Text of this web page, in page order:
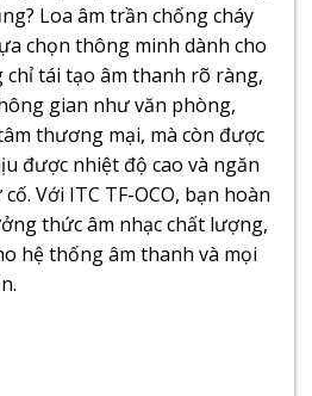
Loa âm trần chống cháy
chọn thông minh dành cho
chỉ tái tạo âm thanh rõ ràng,
gian như văn phòng,
thương mại, mà còn được
được nhiệt độ cao và ngăn
Với ITC TF-OCO, bạn hoàn
thức âm nhạc chất lượng,
hệ thống âm thanh và mọi